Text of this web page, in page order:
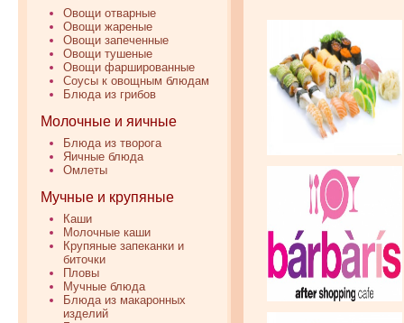
Овощи отварные
Овощи жареные
Овощи запеченные
Овощи тушеные
Овощи фаршированные
Соусы к овощным блюдам
Блюда из грибов
Молочные и яичные
Блюда из творога
Яичные блюда
Омлеты
Мучные и крупяные
Каши
Молочные каши
Крупяные запеканки и
биточки
Пловы
Мучные блюда
Блюда из макаронных
изделий